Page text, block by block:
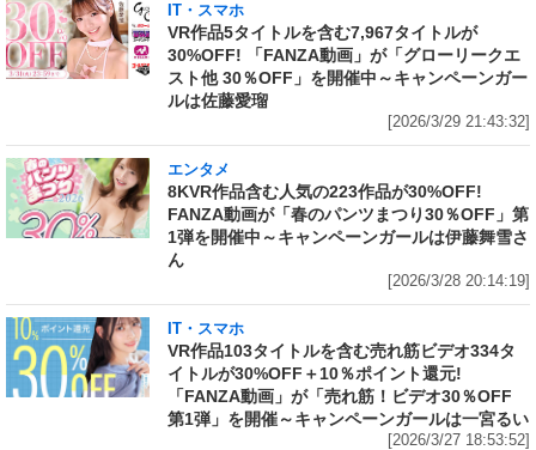
IT・スマホ
VR作品5タイトルを含む7,967タイトルが
30%OFF! 「FANZA動画」が「グローリークエ
スト他 30％OFF」を開催中～キャンペーンガー
ルは佐藤愛瑠
[2026/3/29 21:43:32]
エンタメ
8KVR作品含む人気の223作品が30%OFF!
FANZA動画が「春のパンツまつり30％OFF」第
1弾を開催中～キャンペーンガールは伊藤舞雪さ
ん
[2026/3/28 20:14:19]
IT・スマホ
VR作品103タイトルを含む売れ筋ビデオ334タ
イトルが30%OFF＋10％ポイント還元!
「FANZA動画」が「売れ筋！ビデオ30％OFF
第1弾」を開催～キャンペーンガールは一宮るい
[2026/3/27 18:53:52]